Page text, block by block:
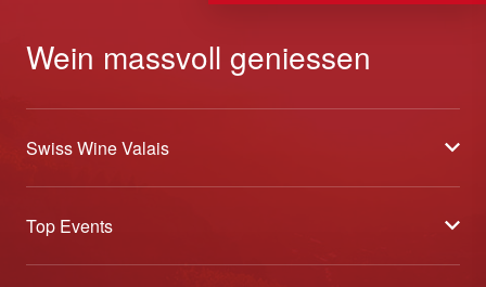
Wein massvoll geniessen
Swiss Wine Valais
Über uns
Allgemeine Geschäftsbedingungen
Top Events
Offene Weinkeller